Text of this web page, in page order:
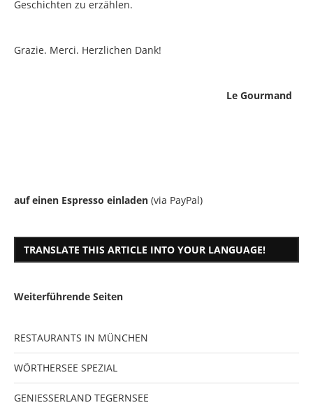
Geschichten zu erzählen.
Grazie. Merci. Herzlichen Dank!
Le Gourmand
auf einen Espresso einladen (via PayPal)
TRANSLATE THIS ARTICLE INTO YOUR LANGUAGE!
Weiterführende Seiten
RESTAURANTS IN MÜNCHEN
WÖRTHERSEE SPEZIAL
GENIESSERLAND TEGERNSEE